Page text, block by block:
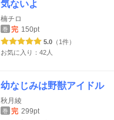
気ないよ
楠チロ
巻 完 150pt
5.0 （1件）
お気に入り：42人
幼なじみは野獣アイドル
秋月綾
巻 完 299pt